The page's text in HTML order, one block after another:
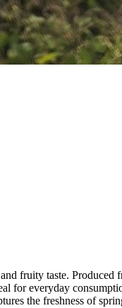
fruity taste.
for everyday
the freshness of